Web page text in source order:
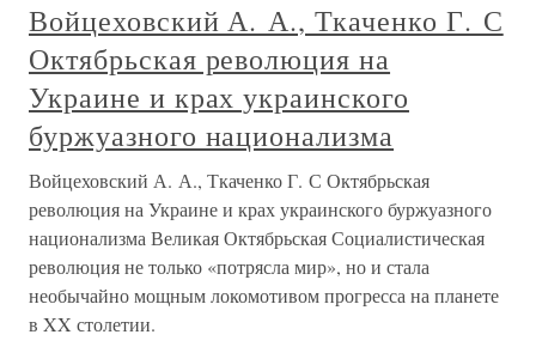
Войцеховский А. А., Ткаченко Г. С
Октябрьская революция на
Украине и крах украинского
буржуазного национализма
Войцеховский А. А., Ткаченко Г. С Октябрьская
революция на Украине и крах украинского буржуазного
национализма Великая Октябрьская Социалистическая
революция не только «потрясла мир», но и стала
необычайно мощным локомотивом прогресса на планете
в XX столетии.